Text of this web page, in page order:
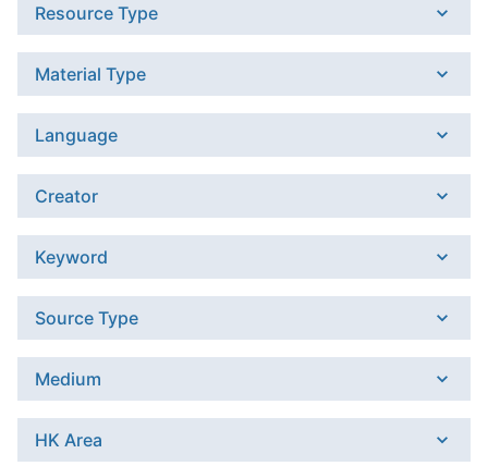
Resource Type
Material Type
Language
Creator
Keyword
Source Type
Medium
HK Area